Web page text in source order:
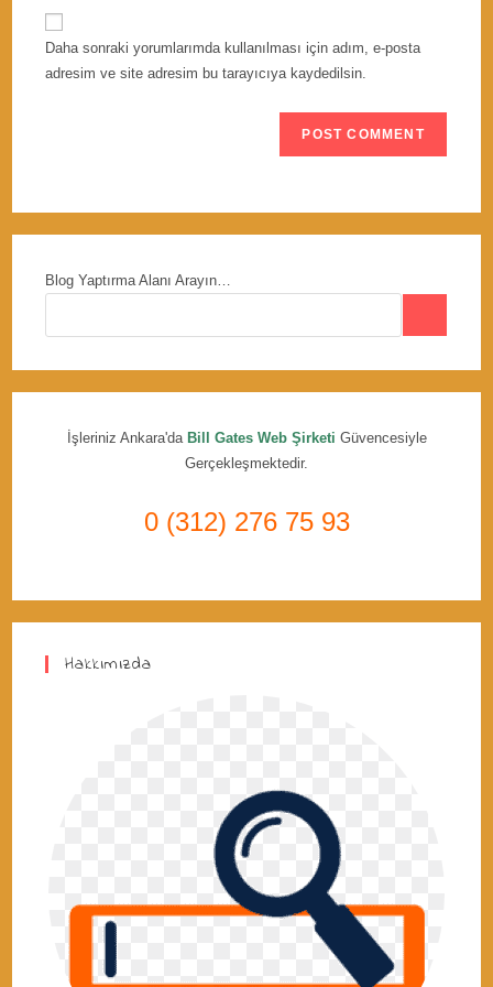
comment
website
URL
(optional)
Daha sonraki yorumlarımda kullanılması için adım, e-posta
adresim ve site adresim bu tarayıcıya kaydedilsin.
Blog Yaptırma Alanı Arayın…
İşleriniz Ankara'da Bill Gates Web Şirketi Güvencesiyle
Gerçekleşmektedir.
0 (312) 276 75 93
Hakkımızda